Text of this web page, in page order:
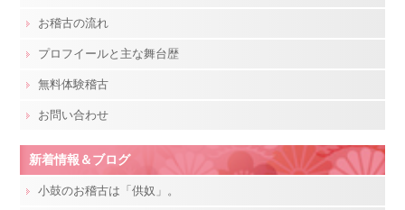
お稽古の流れ
プロフイールと主な舞台歴
無料体験稽古
お問い合わせ
新着情報＆ブログ
小鼓のお稽古は「供奴」。